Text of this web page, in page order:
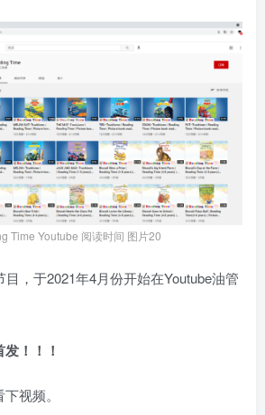
Time Youtube 阅读时间 图片20
目，于2021年4月份开始在Youtube油管
！！！
视频。